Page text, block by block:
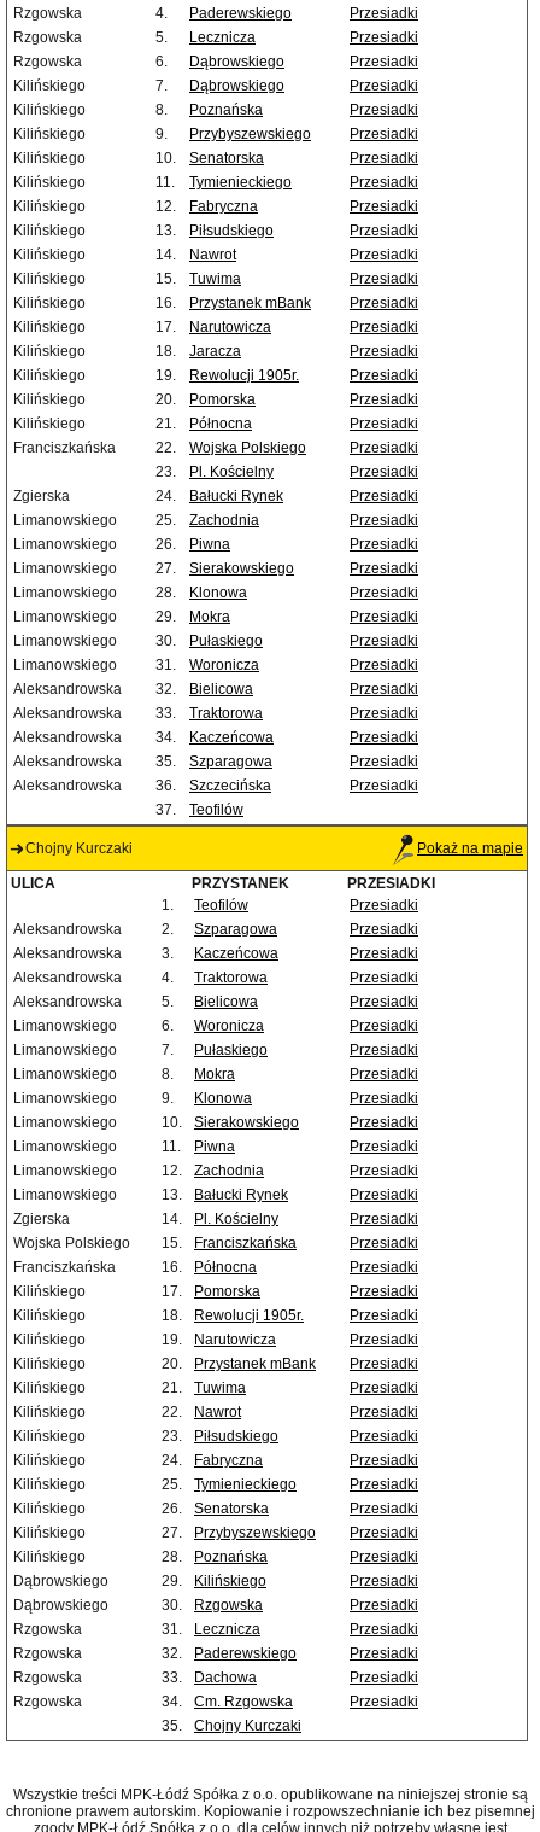
Rzgowska
4. Paderewskiego
Przesiadki
Rzgowska
5. Lecznicza
Przesiadki
Rzgowska
6. Dąbrowskiego
Przesiadki
Kilińskiego
7. Dąbrowskiego
Przesiadki
Kilińskiego
8. Poznańska
Przesiadki
Kilińskiego
9. Przybyszewskiego
Przesiadki
Kilińskiego
10. Senatorska
Przesiadki
Kilińskiego
11. Tymienieckiego
Przesiadki
Kilińskiego
12. Fabryczna
Przesiadki
Kilińskiego
13. Piłsudskiego
Przesiadki
Kilińskiego
14. Nawrot
Przesiadki
Kilińskiego
15. Tuwima
Przesiadki
Kilińskiego
16. Przystanek mBank
Przesiadki
Kilińskiego
17. Narutowicza
Przesiadki
Kilińskiego
18. Jaracza
Przesiadki
Kilińskiego
19. Rewolucji 1905r.
Przesiadki
Kilińskiego
20. Pomorska
Przesiadki
Kilińskiego
21. Północna
Przesiadki
Franciszkańska
22. Wojska Polskiego
Przesiadki
23.
Pl. Kościelny
Przesiadki
Zgierska
24. Bałucki Rynek
Przesiadki
Limanowskiego
25. Zachodnia
Przesiadki
Limanowskiego
26. Piwna
Przesiadki
Limanowskiego
27. Sierakowskiego
Przesiadki
Limanowskiego
28. Klonowa
Przesiadki
Limanowskiego
29. Mokra
Przesiadki
Limanowskiego
30. Pułaskiego
Przesiadki
Limanowskiego
31. Woronicza
Przesiadki
Aleksandrowska
32. Bielicowa
Przesiadki
Aleksandrowska
33. Traktorowa
Przesiadki
Aleksandrowska
34. Kaczeńcowa
Przesiadki
Aleksandrowska
35. Szparagowa
Przesiadki
Aleksandrowska
36. Szczecińska
Przesiadki
37.
Teofilów
Chojny Kurczaki Pokaż na mapie
ULICA PRZYSTANEK
PRZESIADKI
1.
Teofilów
Przesiadki
Aleksandrowska
2. Szparagowa
Przesiadki
Aleksandrowska
3. Kaczeńcowa
Przesiadki
Aleksandrowska
4. Traktorowa
Przesiadki
Aleksandrowska
5. Bielicowa
Przesiadki
Limanowskiego
6. Woronicza
Przesiadki
Limanowskiego
7. Pułaskiego
Przesiadki
Limanowskiego
8. Mokra
Przesiadki
Limanowskiego
9. Klonowa
Przesiadki
Limanowskiego
10. Sierakowskiego
Przesiadki
Limanowskiego
11. Piwna
Przesiadki
Limanowskiego
12. Zachodnia
Przesiadki
Limanowskiego
13. Bałucki Rynek
Przesiadki
Zgierska
14. Pl. Kościelny
Przesiadki
Wojska Polskiego
15. Franciszkańska
Przesiadki
Franciszkańska
16. Północna
Przesiadki
Kilińskiego
17. Pomorska
Przesiadki
Kilińskiego
18. Rewolucji 1905r.
Przesiadki
Kilińskiego
19. Narutowicza
Przesiadki
Kilińskiego
20. Przystanek mBank
Przesiadki
Kilińskiego
21. Tuwima
Przesiadki
Kilińskiego
22. Nawrot
Przesiadki
Kilińskiego
23. Piłsudskiego
Przesiadki
Kilińskiego
24. Fabryczna
Przesiadki
Kilińskiego
25. Tymienieckiego
Przesiadki
Kilińskiego
26. Senatorska
Przesiadki
Kilińskiego
27. Przybyszewskiego
Przesiadki
Kilińskiego
28. Poznańska
Przesiadki
Dąbrowskiego
29. Kilińskiego
Przesiadki
Dąbrowskiego
30. Rzgowska
Przesiadki
Rzgowska
31. Lecznicza
Przesiadki
Rzgowska
32. Paderewskiego
Przesiadki
Rzgowska
33. Dachowa
Przesiadki
Rzgowska
34. Cm. Rzgowska
Przesiadki
35.
Chojny Kurczaki
Wszystkie treści MPK-Łódź Spółka z o.o. opublikowane na niniejszej stronie są
chronione prawem autorskim. Kopiowanie i rozpowszechnianie ich bez pisemnej
zgody MPK-Łódź Spółka z o.o. dla celów innych niż potrzeby własne jest